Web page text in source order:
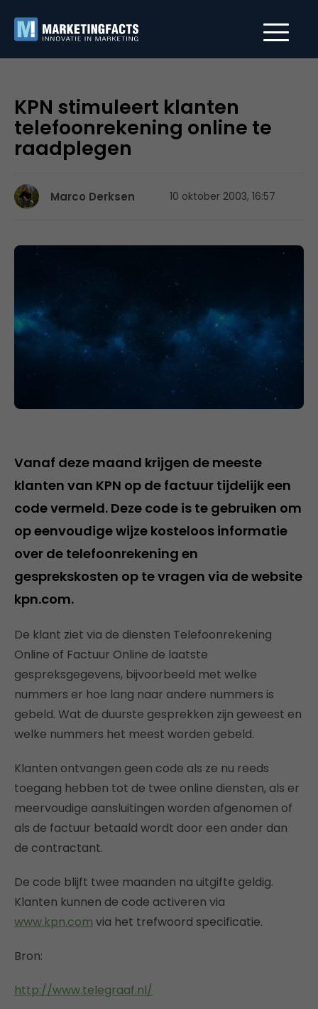
KPN stimuleert klanten
telefoonrekening online te
raadplegen
Marco Derksen 10 oktober 2003, 16:57
Vanaf deze maand krijgen de meeste
klanten van KPN op de factuur tijdelijk een
code vermeld. Deze code is te gebruiken om
op eenvoudige wijze kosteloos informatie
over de telefoonrekening en
gesprekskosten op te vragen via de website
kpn.com.
De klant ziet via de diensten Telefoonrekening
Online of Factuur Online de laatste
gespreksgegevens, bijvoorbeeld met welke
nummers er hoe lang naar andere nummers is
gebeld. Wat de duurste gesprekken zijn geweest en
welke nummers het meest worden gebeld.
Klanten ontvangen geen code als ze nu reeds
toegang hebben tot de twee online diensten, als er
meervoudige aansluitingen worden afgenomen of
als de factuur betaald wordt door een ander dan
de contractant.
De code blijft twee maanden na uitgifte geldig.
Klanten kunnen de code activeren via
www.kpn.com via het trefwoord specificatie.
Bron:
http://www.telegraaf.nl/